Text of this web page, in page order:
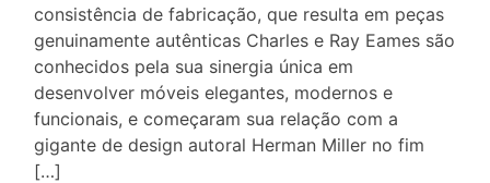
consistência de fabricação, que resulta em peças
genuinamente autênticas Charles e Ray Eames são
conhecidos pela sua sinergia única em
desenvolver móveis elegantes, modernos e
funcionais, e começaram sua relação com a
gigante de design autoral Herman Miller no fim
[…]